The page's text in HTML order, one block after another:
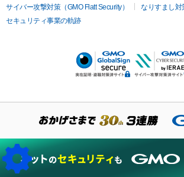
サイバー攻撃対策（GMO Flatt Security）
なりすまし対
セキュリティ事業の軌跡
KUSANAGIについての質